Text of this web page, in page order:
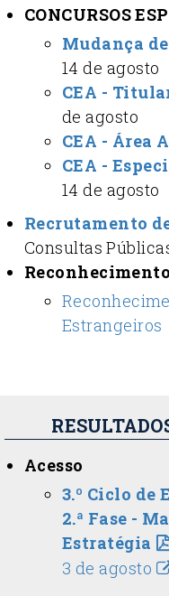
CONCURSOS
Mudança
14 de agosto
CEA -
de agosto
CEA - Área
CEA -
14 de agosto
Recrutamento
Consultas
Estrangeiros
Acesso
3.º Ciclo de
2.ª Fase -
Estratégia
3 de agosto